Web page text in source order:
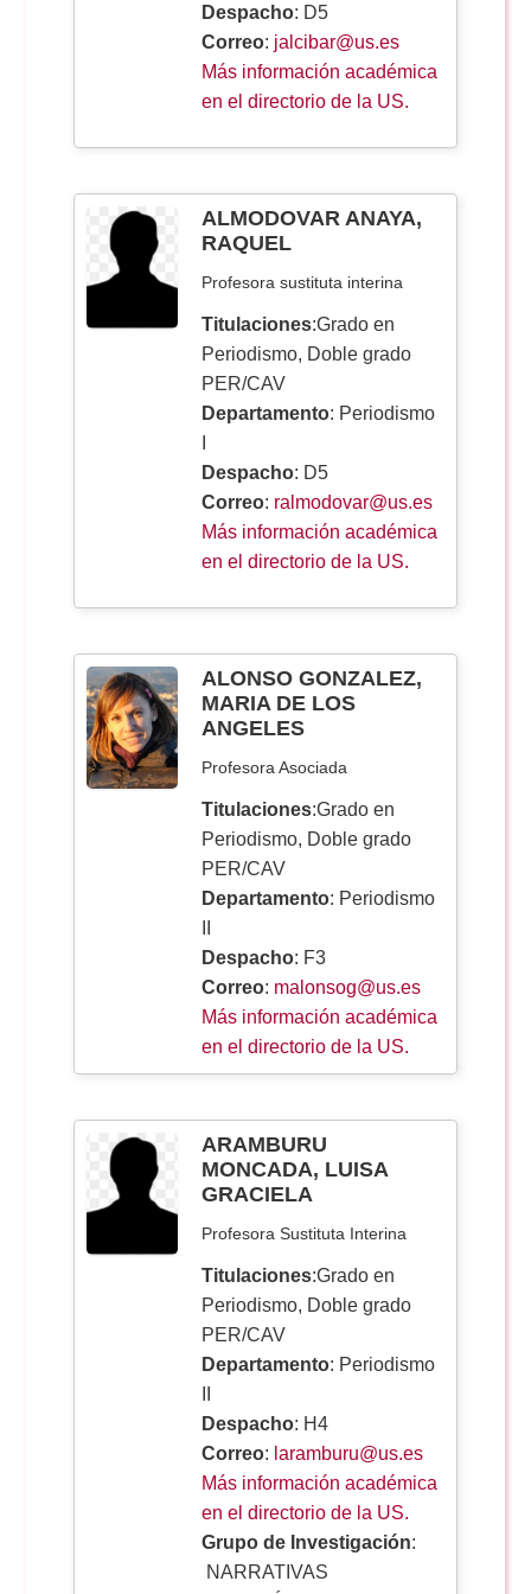
Despacho: D5
Correo: jalcibar@us.es
Más información académica
en el directorio de la US.
ALMODOVAR ANAYA,
RAQUEL
Profesora sustituta interina
Titulaciones:Grado en
Periodismo, Doble grado
PER/CAV
Departamento: Periodismo
Despacho: D5
Correo: ralmodovar@us.es
Más información académica
en el directorio de la US.
ALONSO GONZALEZ,
MARIA DE LOS
ANGELES
Profesora Asociada
Titulaciones:Grado en
Periodismo, Doble grado
PER/CAV
Departamento: Periodismo
Despacho: F3
Correo: malonsog@us.es
Más información académica
en el directorio de la US.
ARAMBURU
MONCADA, LUISA
GRACIELA
Profesora Sustituta Interina
Titulaciones:Grado en
Periodismo, Doble grado
PER/CAV
Departamento: Periodismo
Despacho: H4
Correo: laramburu@us.es
Más información académica
en el directorio de la US.
Grupo de Investigación:
NARRATIVAS